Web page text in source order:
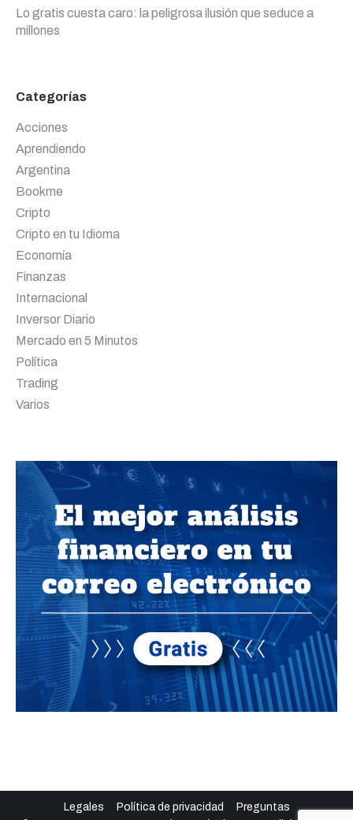
Lo gratis cuesta caro: la peligrosa ilusión que seduce a
millones
Categorías
Acciones
Aprendiendo
Argentina
Bookme
Cripto
Cripto en tu Idioma
Economía
Finanzas
Internacional
Inversor Diario
Mercado en 5 Minutos
Política
Trading
Varios
Legales Política de privacidad
Preguntas